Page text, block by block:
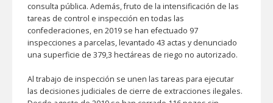
consulta pública. Además, fruto de la intensificación de las
tareas de control e inspección en todas las
confederaciones, en 2019 se han efectuado 97
inspecciones a parcelas, levantado 43 actas y denunciado
una superficie de 379,3 hectáreas de riego no autorizado.
Al trabajo de inspección se unen las tareas para ejecutar
las decisiones judiciales de cierre de extracciones ilegales.